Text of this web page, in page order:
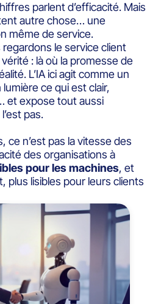
parlent d’efficacité. Mais
autre chose… une
même de service.
le service client
: là où la promesse de
L’IA ici agit comme un
ce qui est clair,
et expose tout aussi
pas.
ce n’est pas la vitesse des
des organisations à
pour les machines, et
plus lisibles pour leurs clients